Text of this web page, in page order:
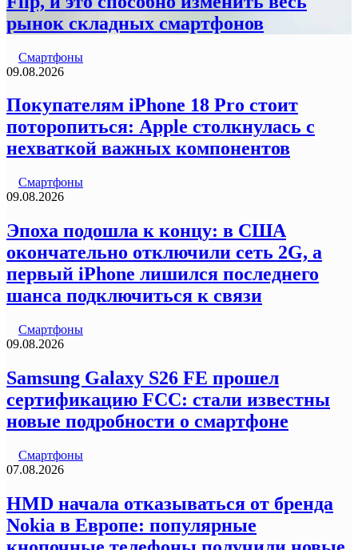
рынок складных смартфонов
Смартфоны
09.08.2026
Покупателям iPhone 18 Pro стоит
поторопиться: Apple столкнулась с
нехваткой важных компонентов
Смартфоны
09.08.2026
Эпоха подошла к концу: в США
окончательно отключили сеть 2G, а
первый iPhone лишился последнего
шанса подключиться к связи
Смартфоны
09.08.2026
Samsung Galaxy S26 FE прошел
сертификацию FCC: стали известны
новые подробности о смартфоне
Смартфоны
07.08.2026
HMD начала отказываться от бренда
Nokia в Европе: популярные